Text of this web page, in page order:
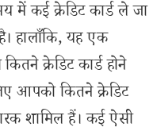
कई क्रेडिट कार्ड ले जा
हालाँकि, यह एक
क्रेडिट कार्ड होने
आपको कितने क्रेडिट
शामिल हैं। कई ऐसी